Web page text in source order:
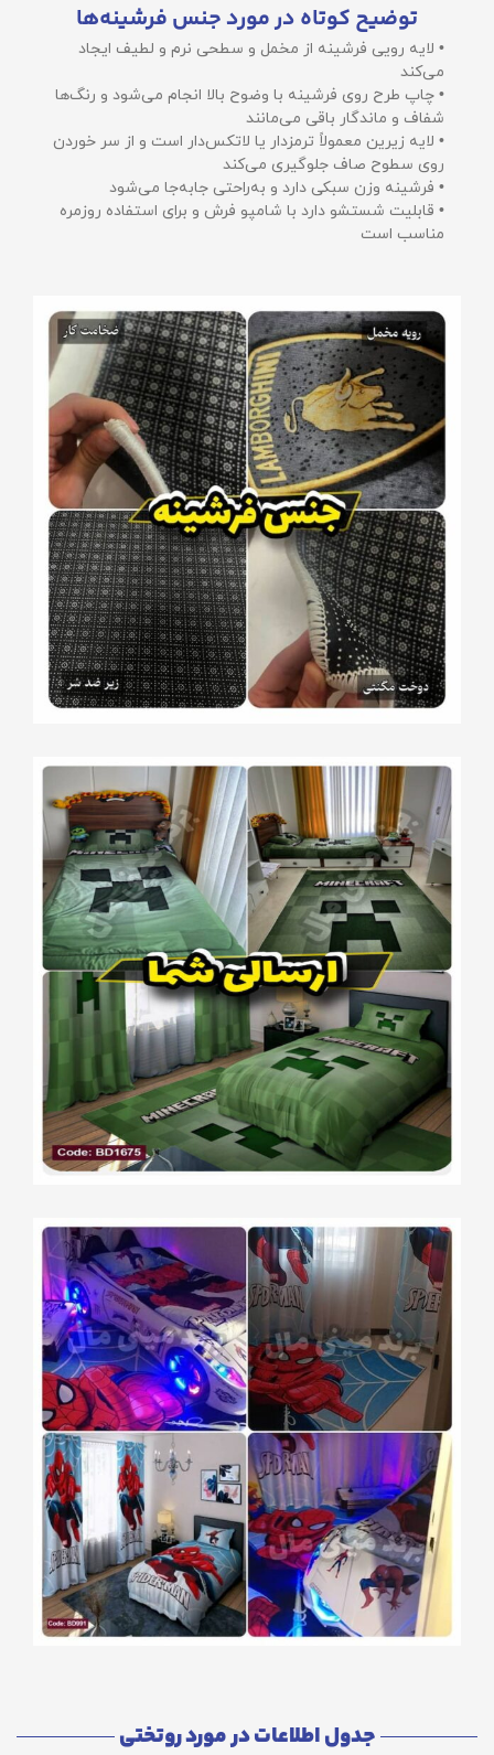
توضیح کوتاه در مورد جنس فرشینه‌ها
• لایه رویی فرشینه از مخمل و سطحی نرم و لطیف ایجاد
می‌کند
• چاپ طرح روی فرشینه با وضوح بالا انجام می‌شود و رنگ‌ها
شفاف و ماندگار باقی می‌مانند
• لایه زیرین معمولاً ترمزدار یا لاتکس‌دار است و از سر خوردن
روی سطوح صاف جلوگیری می‌کند
• فرشینه وزن سبکی دارد و به‌راحتی جابه‌جا می‌شود
• قابلیت شستشو دارد با شامپو فرش و برای استفاده روزمره
مناسب است
جدول اطلاعات در مورد روتختی